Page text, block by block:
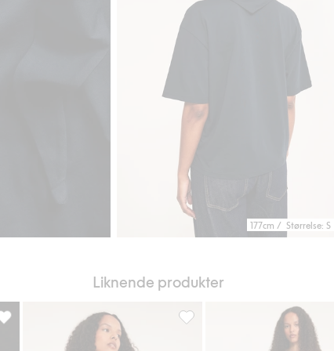
177cm / Størrelse: S
Liknende produkter
T-skjorte med trykket «Je t'aime Paris», Legg til i favoriter
T-skjorte med blondekant,